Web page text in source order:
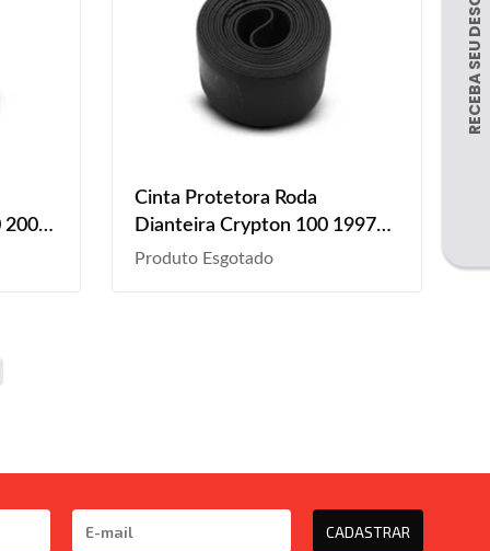
2001
Cinta Protetora Roda
Dianteira Crypton 100 1997
1998 1999 2000 2001 2002
Produto Esgotado
CADASTRAR